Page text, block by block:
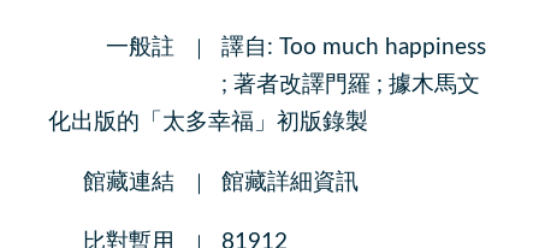
一般註
譯自: Too much happiness
; 著者改譯門羅 ; 據木馬文
化出版的「太多幸福」初版錄製
館藏連結 館藏詳細資訊
比對暫用 81912